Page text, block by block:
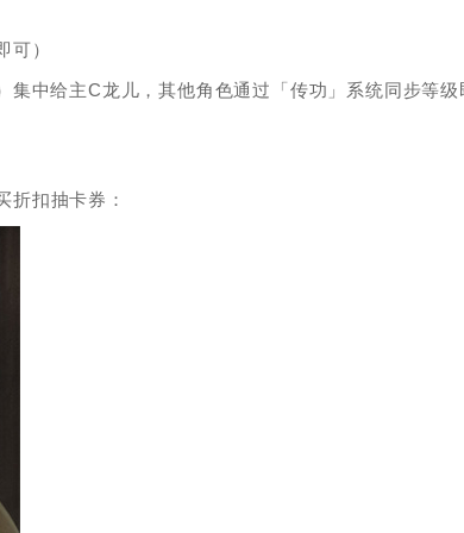
可）
中给主C龙儿，其他角色通过「传功」系统同步等级
折扣抽卡券：